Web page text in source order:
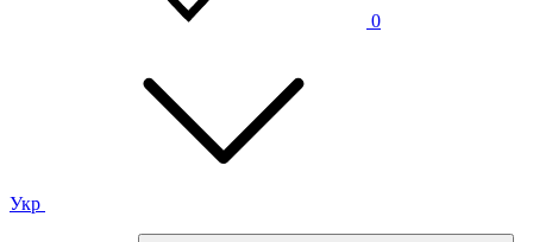
0
Укр